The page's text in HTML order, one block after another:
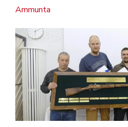
Ammunta